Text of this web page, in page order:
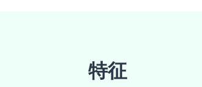
特征